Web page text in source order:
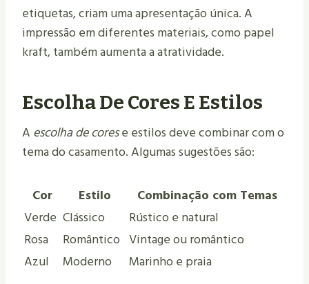
etiquetas, criam uma apresentação única. A
impressão em diferentes materiais, como papel
kraft, também aumenta a atratividade.
Escolha De Cores E Estilos
A escolha de corese estilos deve combinar com o
tema do casamento. Algumas sugestões são:
Cor Estilo
Combinação com Temas
Verde Clássico
Rústico e natural
Rosa
Romântico Vintage ou romântico
Azul
Moderno Marinho e praia